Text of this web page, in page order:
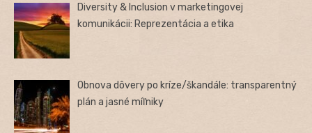
Diversity & Inclusion v marketingovej
komunikácii: Reprezentácia a etika
Obnova dôvery po kríze/škandále: transparentný
plán a jasné míľniky